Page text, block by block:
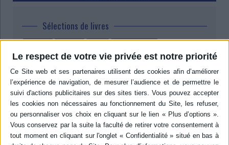
Le respect de votre vie privée est notre priorité
Sélections de livres
Le collège, une nouvelle aventure !
Notre sélection pour une rentrée sereine en sixième !